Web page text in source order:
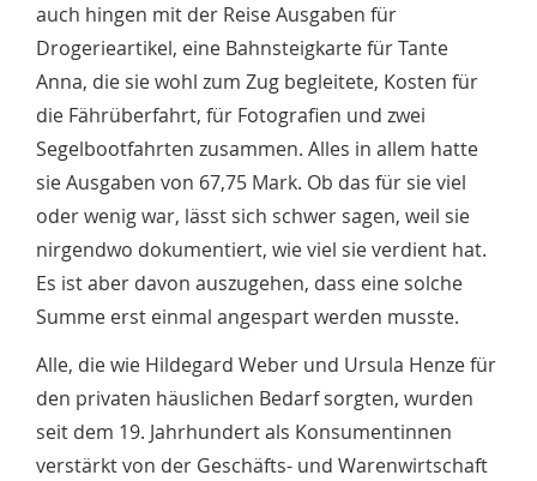
auch hingen mit der Reise Ausgaben für
Drogerieartikel, eine Bahnsteigkarte für Tante
Anna, die sie wohl zum Zug begleitete, Kosten für
die Fährüberfahrt, für Fotografien und zwei
Segelbootfahrten zusammen. Alles in allem hatte
sie Ausgaben von 67,75 Mark. Ob das für sie viel
oder wenig war, lässt sich schwer sagen, weil sie
nirgendwo dokumentiert, wie viel sie verdient hat.
Es ist aber davon auszugehen, dass eine solche
Summe erst einmal angespart werden musste.
Alle, die wie Hildegard Weber und Ursula Henze für
den privaten häuslichen Bedarf sorgten, wurden
seit dem 19. Jahrhundert als Konsumentinnen
verstärkt von der Geschäfts- und Warenwirtschaft